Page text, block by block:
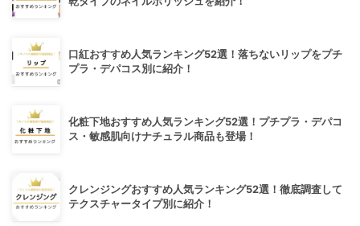
口紅おすすめ人気ランキング52選！落ちないリップをプチ
プラ・デパコス別に紹介！
化粧下地おすすめ人気ランキング52選！プチプラ・デパコ
ス・敏感肌向けナチュラル商品も登場！
クレンジングおすすめ人気ランキング52選！徹底調査して
テクスチャータイプ別に紹介！